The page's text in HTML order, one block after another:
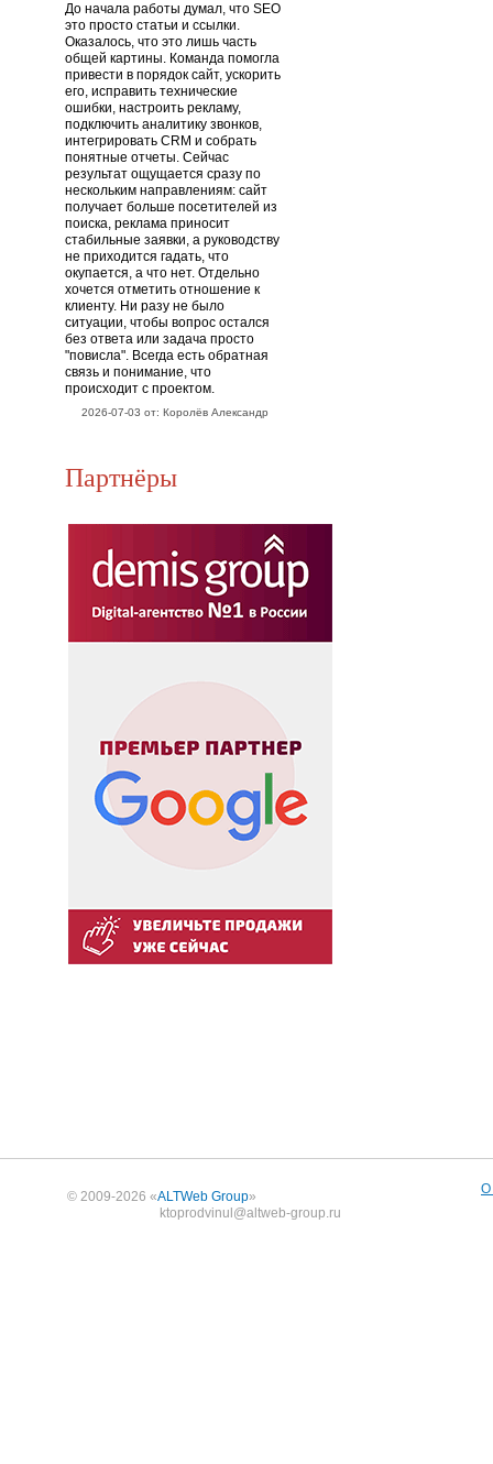
До начала работы думал, что SEO
это просто статьи и ссылки.
Оказалось, что это лишь часть
общей картины. Команда помогла
привести в порядок сайт, ускорить
его, исправить технические
ошибки, настроить рекламу,
подключить аналитику звонков,
интегрировать CRM и собрать
понятные отчеты. Сейчас
результат ощущается сразу по
нескольким направлениям: сайт
получает больше посетителей из
поиска, реклама приносит
стабильные заявки, а руководству
не приходится гадать, что
окупается, а что нет. Отдельно
хочется отметить отношение к
клиенту. Ни разу не было
ситуации, чтобы вопрос остался
без ответа или задача просто
"повисла". Всегда есть обратная
связь и понимание, что
происходит с проектом.
2026-07-03 от: Королёв Александр
Партнёры
© 2009-2026 «ALTWeb Group»
ktoprodvinul@altweb-group.ru
О